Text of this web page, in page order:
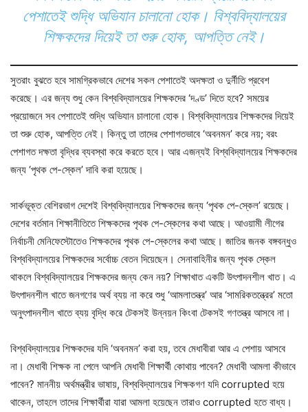
পেশাতেই শুদ্ধি অভিযান চালানো হোক। বিশ্ববিদ্যালয়ের
শিক্ষকদের দিয়েই তা শুরু হোক, আপত্তি নেই।
সুতরাং বুঝতে হবে সামগ্রিকভাবে দেশের সকল পেশাতেই অদক্ষতা ও দুর্নীতি প্রবেশ
করেছে। এর জন্য শুধু কেন বিশ্ববিদ্যালয়ের শিক্ষকদের ‘দণ্ড’ দিতে হবে? সময়ের
প্রয়োজনে সব পেশাতেই শুদ্ধি অভিযান চালানো হোক। বিশ্ববিদ্যালয়ের শিক্ষকদের দিয়েই
তা শুরু হোক, আপত্তি নেই। কিন্তু তা তাদের পেশাগতভাবে ‘অবনমন’ করে নয়; বরং
পেশাগত দক্ষতা বৃদ্ধির ব্যবস্থা করে করতে হবে। আর এজন্যই বিশ্ববিদ্যালয়ের শিক্ষকদের
জন্য ‘পৃথক পে-স্কেল’ দাবি করা হয়েছে।
সার্কভূক্ত বেশিরভাগ দেশেই বিশ্ববিদ্যালয়ের শিক্ষকদের জন্য ‘পৃথক পে-স্কেল’ রয়েছে।
দেশের বর্তমান শিক্ষানীতিতে শিক্ষকদের পৃথক পে-স্কেলের কথা আছে। আওয়ামী লীগের
নির্বাচনী মেনিফেস্টোতেও শিক্ষকদের পৃথক পে-স্কেলের কথা আছে। জাতির জনক বঙ্গবন্ধুও
বিশ্ববিদ্যালয়ের শিক্ষকদের সর্বোচ্চ বেতন দিয়েছেন। সেনাবাহিনীর জন্য পৃথক স্কেল
থাকলে বিশ্ববিদ্যালয়ের শিক্ষকদের জন্য কেন নয়? শিক্ষাখাত একটি উৎপাদনশীল খাত। এ
উৎপাদনশীল খাতে জনগণের অর্থ ব্যয় না করে শুধু ‘আমলাতন্ত্র’ আর ‘সামরিকতন্ত্রের’ মতো
অনুৎপাদনশীল খাতে ব্যয় বৃদ্ধি করে টেকসই উন্নয়ন কিংবা টেকসই গণতন্ত্র আসবে না।
বিশ্ববিদ্যালয়ের শিক্ষকদের যদি ‘অবনমন’ করা হয়, তবে মেধাবীরা আর এ পেশায় আসবে
না। মেধাবী শিক্ষক না পেলে আপনি মেধাবী শিক্ষার্থী কোথায় পাবেন? মেধাবী আমলা কীভাবে
পাবেন? মাননীয় অর্থমন্ত্রীর ভাষায়, বিশ্ববিদ্যালয়ের শিক্ষকগণ যদি corrupted হয়ে
থাকেন, তাহলে তাদের শিক্ষার্থীরা যারা আমলা হয়েছেন তারাও corrupted হতে বাধ্য।